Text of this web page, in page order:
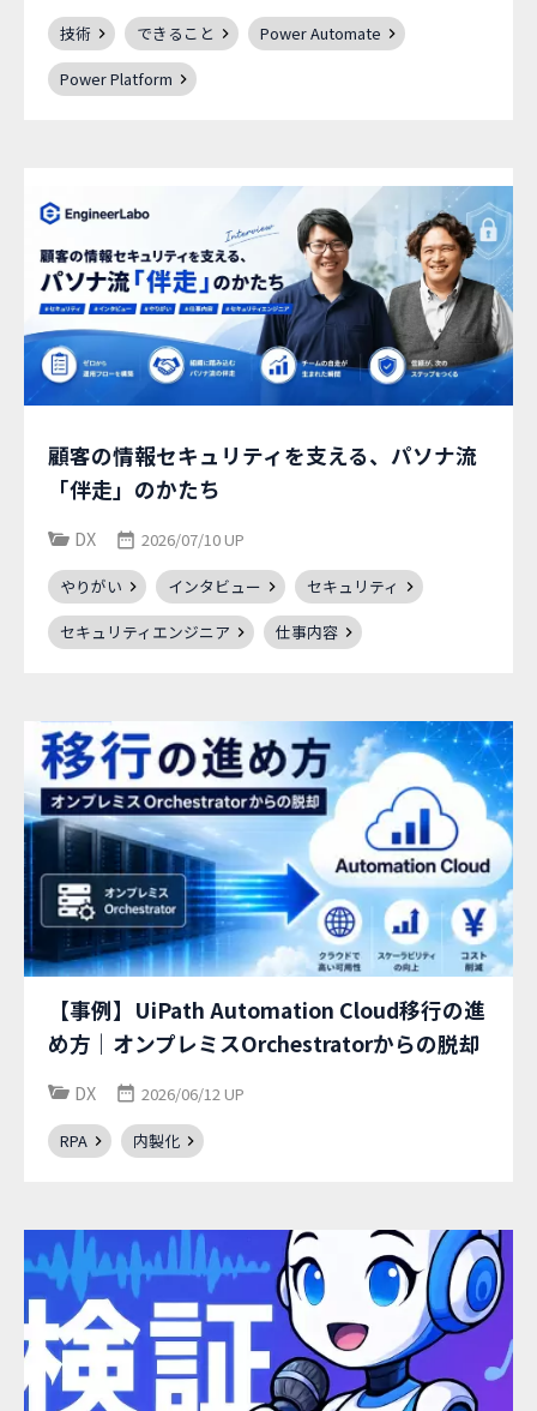
技術 できること
Power Automate
Power Platform
顧客の情報セキュリティを支える、パソナ流
「伴走」のかたち
DX 2026/07/10 UP
やりがい インタビュー
セキュリティ
セキュリティエンジニア
仕事内容
【事例】UiPath Automation Cloud移行の進
め方｜オンプレミスOrchestratorからの脱却
DX 2026/06/12 UP
RPA 内製化